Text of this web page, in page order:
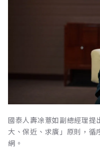
國泰人壽凃薏如副總經理提
大、保近、求廣」原則，循
網。